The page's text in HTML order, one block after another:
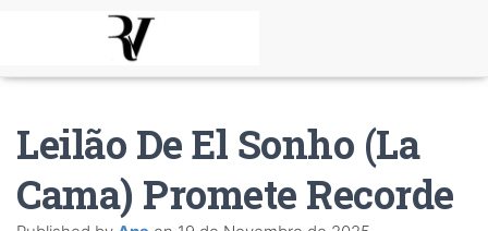
Leilão De El Sonho (La
Cama) Promete Recorde